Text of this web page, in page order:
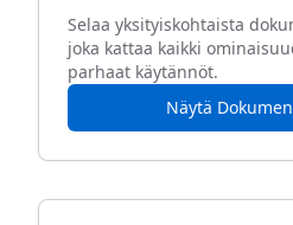
Selaa yksityiskohtaista
joka kattaa kaikki
parhaat käytännöt.
Näytä